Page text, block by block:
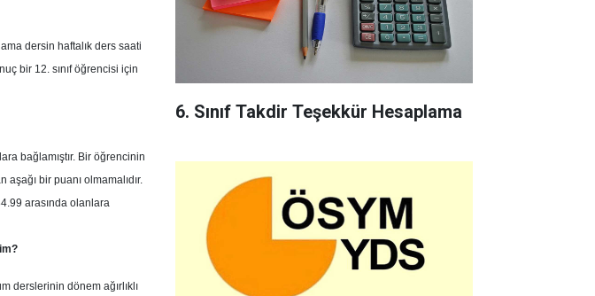
dersin haftalık ders saati
bir 12. sınıf öğrencisi için
bağlamıştır. Bir öğrencinin
bir puanı olmamalıdır.
arasında olanlara
derslerinin dönem ağırlıklı
6. Sınıf Takdir Teşekkür Hesaplama